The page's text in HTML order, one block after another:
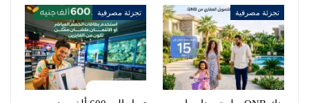
تجزئة مصرفية تجزئة مصرفية